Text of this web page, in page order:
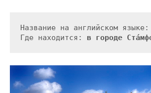
Название на английском языке:
Где находится: в городе